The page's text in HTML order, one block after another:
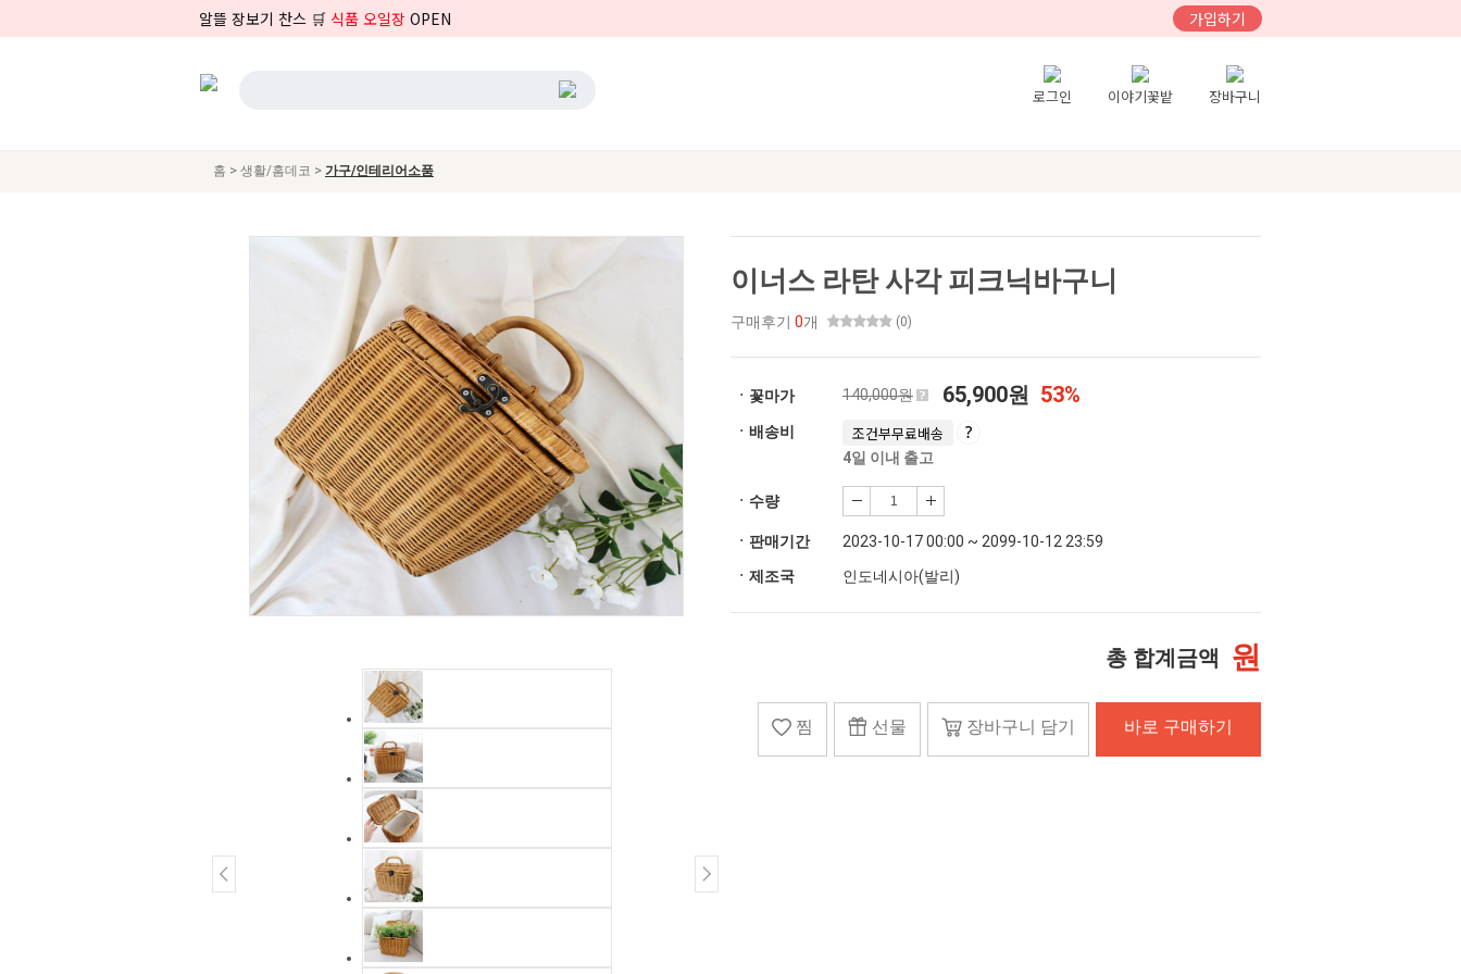
알뜰 장보기 찬스 🛒 식품 오일장 OPEN 가입하기
로그인 이야기꽃밭 장바구니
홈 > 생활/홈데코 > 가구/인테리어소품
이너스 라탄 사각 피크닉바구니
구매후기 0개 (0)
ㆍ꽃마가 140,000원 65,900원 53%
ㆍ배송비 조건부무료배송
4일 이내 출고
ㆍ수량
ㆍ판매기간
2023-10-17 00:00 ~ 2099-10-12 23:59
ㆍ제조국
인도네시아(발리)
총 합계금액 원
찜 선물 장바구니 담기 바로 구매하기